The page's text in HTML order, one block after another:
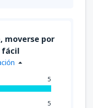
Julio
moverse por
fácil
5
5